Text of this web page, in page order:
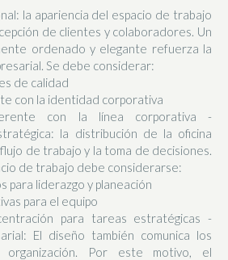
la apariencia del espacio de trabajo
de clientes y colaboradores. Un
ordenado y elegante refuerza la
Se debe considerar:
de calidad
con la identidad corporativa
con la línea corporativa -
la distribución de la oficina
de trabajo y la toma de decisiones.
de trabajo debe considerarse:
para liderazgo y planeación
para el equipo
para tareas estratégicas -
El diseño también comunica los
Por este motivo, el